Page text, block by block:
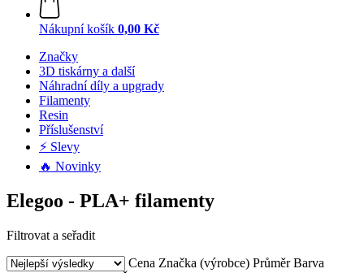
Nákupní košík 0,00 Kč
Značky
3D tiskárny a další
Náhradní díly a upgrady
Filamenty
Resin
Příslušenství
⚡ Slevy
🔥 Novinky
Elegoo - PLA+ filamenty
Filtrovat a seřadit
Cena Značka (výrobce) Průměr Barva